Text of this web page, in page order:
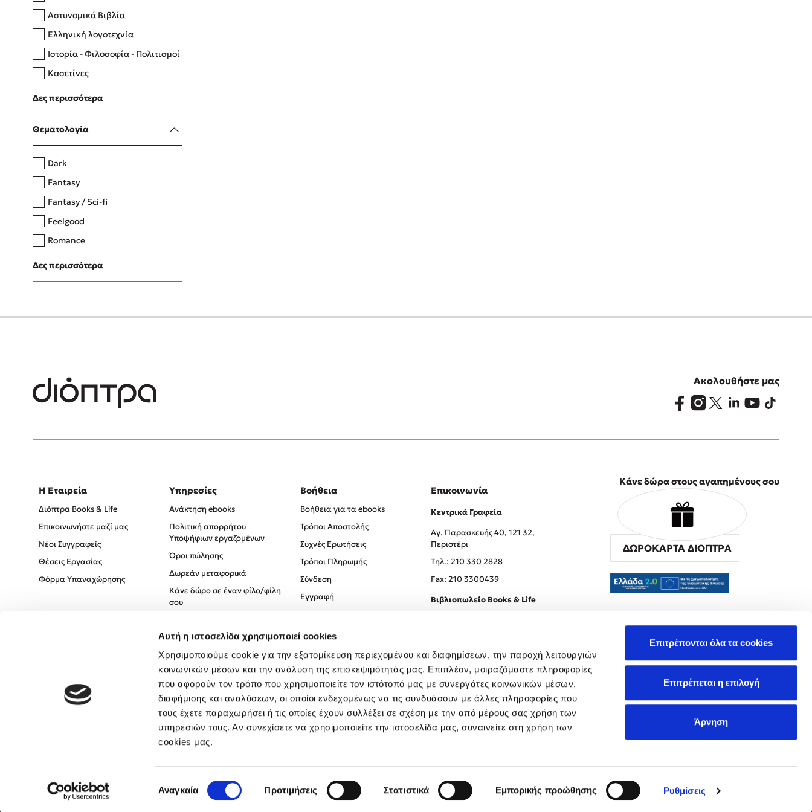
Αυτή η ιστοσελίδα χρησιμοποιεί cookies
Χρησιμοποιούμε cookie για την εξατομίκευση περιεχομένου και διαφημίσεων, την παροχή λειτουργιών
κοινωνικών μέσων και την ανάλυση της επισκεψιμότητάς μας. Επιπλέον, μοιραζόμαστε πληροφορίες
που αφορούν τον τρόπο που χρησιμοποιείτε τον ιστότοπό μας με συνεργάτες κοινωνικών μέσων,
διαφήμισης και αναλύσεων, οι οποίοι ενδεχομένως να τις συνδυάσουν με άλλες πληροφορίες που
τους έχετε παραχωρήσει ή τις οποίες έχουν συλλέξει σε σχέση με την από μέρους σας χρήση των
υπηρεσιών τους. Αν συνεχίσετε να χρησιμοποιείτε την ιστοσελίδα μας, συναινείτε στη χρήση των
cookies μας.
συγκατάθεσης
Αναγκαία Προτιμήσεις Στατιστικά Εμπορικής προώθησης Ρυθμίσεις
Επιτρέπονται όλα τα cookies
Επιτρέπεται η επιλογή
Άρνηση
Δανάη Δεληγεώργη
Πάνω, κάτω, μπροστά, πίσω
Η μέθοδος Αφήστε τους
Αστυνομικά Βιβλία
Ελληνική λογοτεχνία
Ιστορία - Φιλοσοφία - Πολιτισμοί
Κασετίνες
Λευκώματα - Έγχρωμοι οδηγοί
Μαγειρική
Δες περισσότερα
Θεματολογία
Dark
Fantasy
Fantasy / Sci-fi
Feelgood
Romance
Upmarket
Young Adult
Δες περισσότερα
Ακολουθήστε μας
Η Εταιρεία
Διόπτρα Books & Life
Επικοινωνήστε μαζί μας
Νέοι Συγγραφείς
Θέσεις Εργασίας
Φόρμα Υπαναχώρησης
Υπηρεσίες
Ανάκτηση ebooks
Πολιτική απορρήτου
Υποψήφιων εργαζομένων
Όροι πώλησης
Δωρεάν μεταφορικά
Κάνε δώρο σε έναν φίλο/φίλη
σου
Πολιτική Απορρήτου
Όροι χρήσης
Βοήθεια
Βοήθεια για τα ebooks
Τρόποι Αποστολής
Συχνές Ερωτήσεις
Τρόποι Πληρωμής
Σύνδεση
Εγγραφή
Επικοινωνία
Κεντρικά Γραφεία
Αγ. Παρασκευής 40, 121 32,
Περιστέρι
Tηλ.: 210 330 2828
Fax: 210 3300439
Βιβλιοπωλείο Books & Life
Κάνε δώρα στους αγαπημένους σου
ΔΩΡΟΚΑΡΤΑ ΔΙΟΠΤΡΑ
Created by Powered by